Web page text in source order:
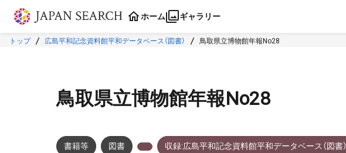
本文に飛ぶ
ホーム ギャラリー
トップ 広島平和記念資料館平和データベース（図書） 鳥取県立博物館年報No28
鳥取県立博物館年報No28
書籍等 図書 収録:広島平和記念資料館平和データベース（図書）